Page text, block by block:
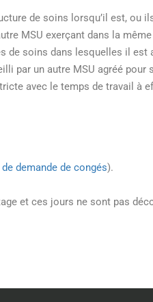
de soins lorsqu’il est, ou
MSU exerçant dans la
de soins dans lesquelles il est
par un autre MSU agréé pour
avec le temps de travail à
demande de congés).
et ces jours ne sont pas